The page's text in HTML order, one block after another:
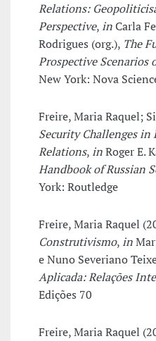
Relations:
Perspective,inCarla
Rodrigues (org.), The
Prospective Scenarios
New York: Nova
Freire, Maria Raquel;
Security Challenges in
Relations,inRoger E.
Handbook of Russian
York: Routledge
Freire, Maria Raquel
Construtivismo,in
e Nuno Severiano
Aplicada: Relações
Edições 70
Freire, Maria Raquel